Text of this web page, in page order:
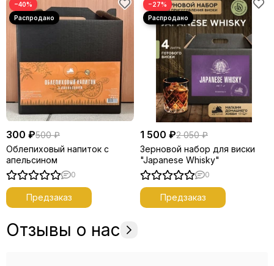
−40%
300 ₽500 ₽
Облепиховый напиток с
апельсином
0
Предзаказ
−27%
1 500 ₽2 050 ₽
Зерновой набор для виски
"Japanese Whisky"
0
Предзаказ
Отзывы о нас